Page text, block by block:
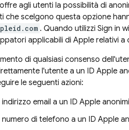
agli utenti la possibilità di
che scelgono questa opzione
. Quando utilizzi Sign in
applicabili di Apple relativi a
di qualsiasi consenso
l'utente a un ID Apple
le seguenti azioni:
email a un ID Apple
di telefono a un ID Apple